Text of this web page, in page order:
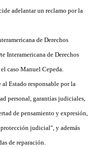
adelantar un reclamo por la
de Derechos
Interamericana de Derechos
caso Manuel Cepeda.
Estado responsable por la
personal, garantías judiciales,
de pensamiento y expresión,
judicial", y además
de reparación.